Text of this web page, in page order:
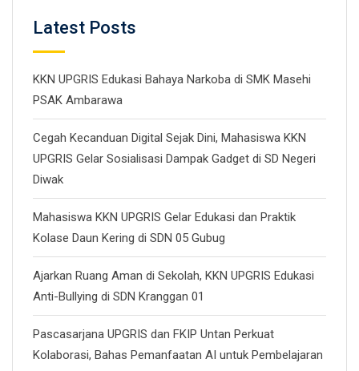
Latest Posts
KKN UPGRIS Edukasi Bahaya Narkoba di SMK Masehi
PSAK Ambarawa
Cegah Kecanduan Digital Sejak Dini, Mahasiswa KKN
UPGRIS Gelar Sosialisasi Dampak Gadget di SD Negeri
Diwak
Mahasiswa KKN UPGRIS Gelar Edukasi dan Praktik
Kolase Daun Kering di SDN 05 Gubug
Ajarkan Ruang Aman di Sekolah, KKN UPGRIS Edukasi
Anti-Bullying di SDN Kranggan 01
Pascasarjana UPGRIS dan FKIP Untan Perkuat
Kolaborasi, Bahas Pemanfaatan AI untuk Pembelajaran